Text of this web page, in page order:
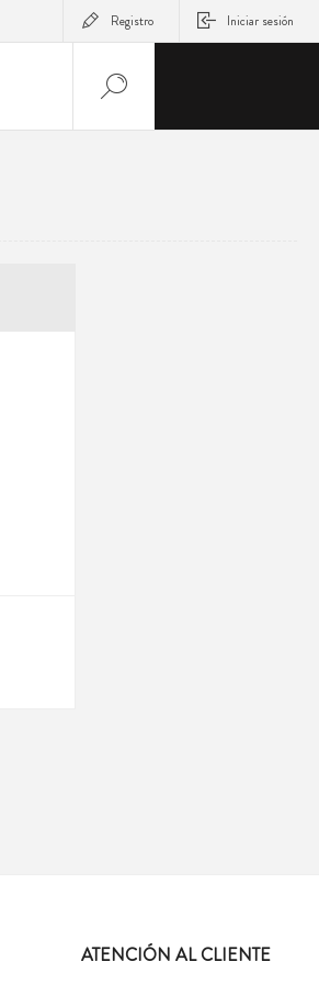
Registro Iniciar sesión
ATENCIÓN AL CLIENTE